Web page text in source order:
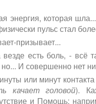
энергия, которая
пульс стал
призывает...
есть боль, - всё
но... И совершенно нет
или минут
качает головой).
и Помощь;